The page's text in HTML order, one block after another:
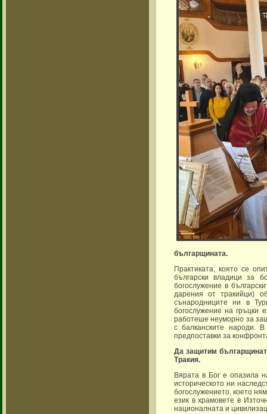
българщината.
Практиката, която се
български владици за
богослужение в
дарения от тракийци)
сънародниците ни в
богослужение на гръцки
работеше неуморно за
с балканските народи.
предпоставки за
Да защитим
Тракия.
Вярата в Бог е опазила
историческото ни
богослужението, което
език в храмовете в
националната и